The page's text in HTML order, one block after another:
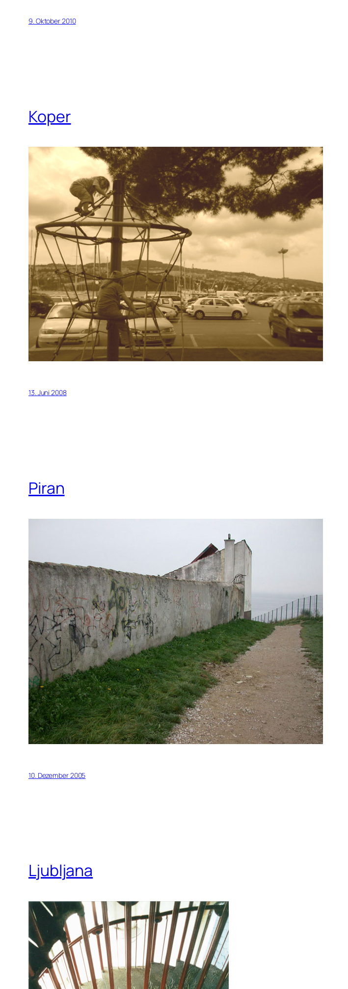
9. Oktober 2010
Koper
13. Juni 2008
Piran
10. Dezember 2005
Ljubljana